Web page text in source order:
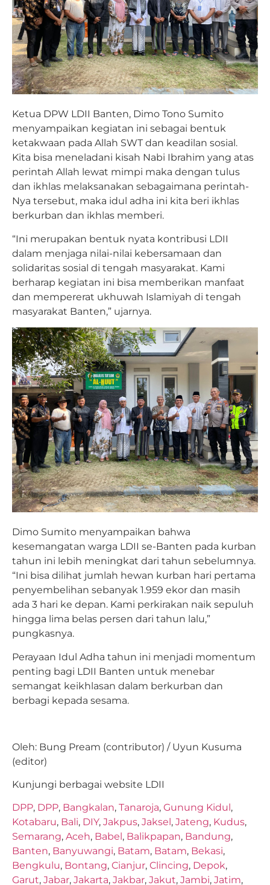
Ketua DPW LDII Banten, Dimo Tono Sumito
menyampaikan kegiatan ini sebagai bentuk
ketakwaan pada Allah SWT dan keadilan sosial.
Kita bisa meneladani kisah Nabi Ibrahim yang atas
perintah Allah lewat mimpi maka dengan tulus
dan ikhlas melaksanakan sebagaimana perintah-
Nya tersebut, maka idul adha ini kita beri ikhlas
berkurban dan ikhlas memberi.
“Ini merupakan bentuk nyata kontribusi LDII
dalam menjaga nilai-nilai kebersamaan dan
solidaritas sosial di tengah masyarakat. Kami
berharap kegiatan ini bisa memberikan manfaat
dan mempererat ukhuwah Islamiyah di tengah
masyarakat Banten,” ujarnya.
Dimo Sumito menyampaikan bahwa
kesemangatan warga LDII se-Banten pada kurban
tahun ini lebih meningkat dari tahun sebelumnya.
“Ini bisa dilihat jumlah hewan kurban hari pertama
penyembelihan sebanyak 1.959 ekor dan masih
ada 3 hari ke depan. Kami perkirakan naik sepuluh
hingga lima belas persen dari tahun lalu,”
pungkasnya.
Perayaan Idul Adha tahun ini menjadi momentum
penting bagi LDII Banten untuk menebar
semangat keikhlasan dalam berkurban dan
berbagi kepada sesama.
Oleh: Bung Pream (contributor) / Uyun Kusuma
(editor)
Kunjungi berbagai website LDII
DPP, DPP, Bangkalan, Tanaroja, Gunung Kidul ,
Kotabaru, Bali, DIY, Jakpus, Jaksel , Jateng, Kudus,
Semarang, Aceh, Babel , Balikpapan, Bandung,
Banten, Banyuwangi, Batam, Batam, Bekasi,
Bengkulu, Bontang, Cianjur, Clincing, Depok,
Garut, Jabar, Jakarta, Jakbar, Jakut, Jambi, Jatim,